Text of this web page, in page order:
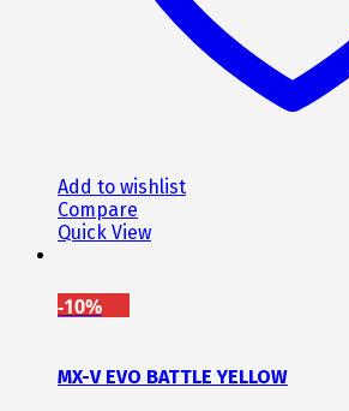
Add to wishlist
Compare
Quick View
-10%
MX-V EVO BATTLE YELLOW